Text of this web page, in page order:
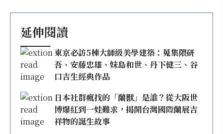
延伸閱讀
東京必訪5棟大師級美學建築：蒐集隈研
吾、安藤忠雄、妹島和世、丹下健三、谷
口吉生經典作品
日本社群瘋找的「蘭獸」是誰？從大阪世
博爆紅到一娃難求，揭開台灣國際蘭展吉
祥物的誕生故事